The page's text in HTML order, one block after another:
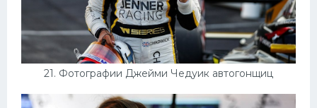
21. Фотографии Джейми Чедуик автогонщиц